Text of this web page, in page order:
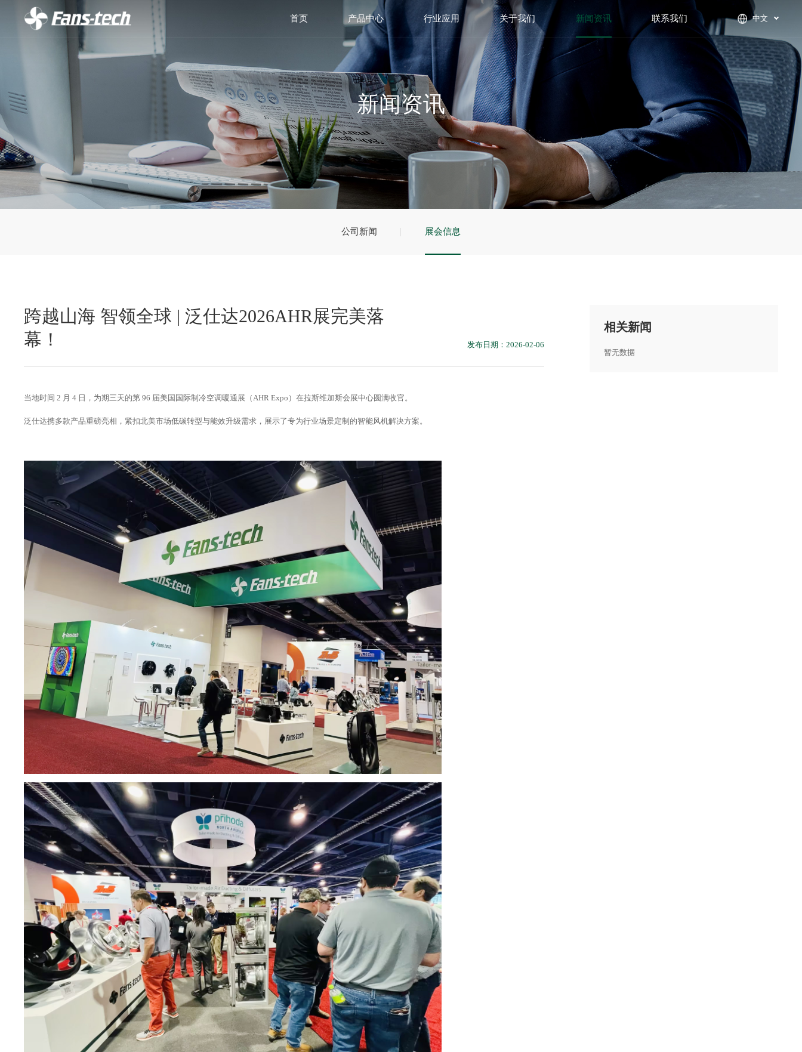
首页 产品中心 行业应用 关于我们 新闻资讯 联系我们 中文
新闻资讯
公司新闻 展会信息
跨越山海 智领全球 | 泛仕达2026AHR展完美落
幕！
发布日期：2026-02-06
当地时间 2 月 4 日，为期三天的第 96 届美国国际制冷空调暖通展（AHR Expo）在拉斯维加斯会展中心圆满收官。
泛仕达携多款产品重磅亮相，紧扣北美市场低碳转型与能效升级需求，展示了专为行业场景定制的智能风机解决方案。
相关新闻
暂无数据